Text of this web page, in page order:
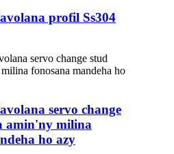
profil Ss304
servo change
amin'ny milina
ho azy